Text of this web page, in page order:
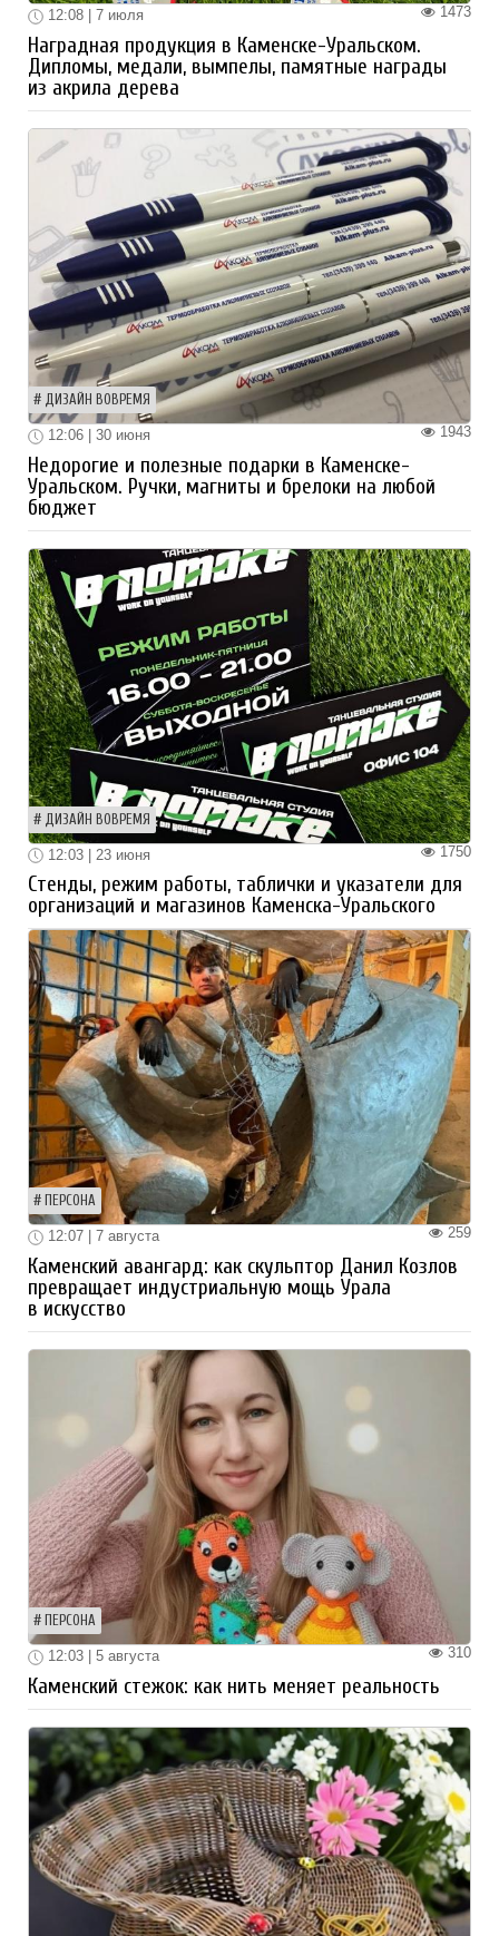
1473
12:08 | 7 июля
Наградная продукция в Каменске-Уральском.
Дипломы, медали, вымпелы, памятные награды
из акрила дерева
ДИЗАЙН ВОВРЕМЯ
1943
12:06 | 30 июня
Недорогие и полезные подарки в Каменске-
Уральском. Ручки, магниты и брелоки на любой
бюджет
ДИЗАЙН ВОВРЕМЯ
1750
12:03 | 23 июня
Стенды, режим работы, таблички и указатели для
организаций и магазинов Каменска-Уральского
ПЕРСОНА
259
12:07 | 7 августа
Каменский авангард: как скульптор Данил Козлов
превращает индустриальную мощь Урала
в искусство
ПЕРСОНА
310
12:03 | 5 августа
Каменский стежок: как нить меняет реальность